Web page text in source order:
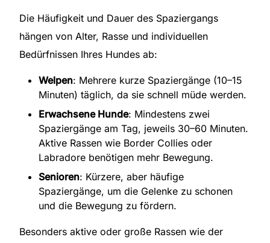
Die Häufigkeit und Dauer des Spaziergangs
hängen von Alter, Rasse und individuellen
Bedürfnissen Ihres Hundes ab:
Welpen: Mehrere kurze Spaziergänge (10–15
Minuten) täglich, da sie schnell müde werden.
Erwachsene Hunde: Mindestens zwei
Spaziergänge am Tag, jeweils 30–60 Minuten.
Aktive Rassen wie Border Collies oder
Labradore benötigen mehr Bewegung.
Senioren: Kürzere, aber häufige
Spaziergänge, um die Gelenke zu schonen
und die Bewegung zu fördern.
Besonders aktive oder große Rassen wie der